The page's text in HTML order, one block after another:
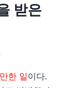
받은
한 일이다.